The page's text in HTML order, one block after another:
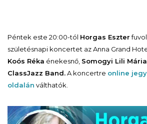
Péntek este 20:00-tól Horgas Eszter
születésnapi koncertet az Anna Grand
Koós Réka énekesnő, Somogyi Lili Mária
ClassJazz Band.A koncertre online
oldalán válthatók.